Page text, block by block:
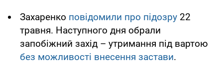
Захаренко повідомили про підозру 22
травня. Наступного дня обрали
запобіжний захід – утримання під вартою
без можливості внесення застави.